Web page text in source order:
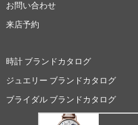
お問い合わせ
来店予約
時計 ブランドカタログ
ジュエリー ブランドカタログ
ブライダル ブランドカタログ